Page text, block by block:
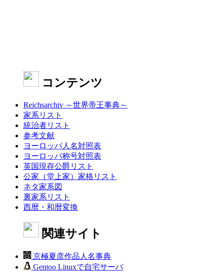
コンテンツ
Reichsarchiv ～世界帝王事典～
家系リスト
統治者リスト
参考文献
ヨーロッパ人名対照表
ヨーロッパ称号対照表
英国現存公爵リスト
公家（堂上家）家格リスト
ネタ家系図
裏家系リスト
西暦・和暦変換
関連サイト
京極夏彦作品人名事典
Gentoo Linuxで自宅サーバ